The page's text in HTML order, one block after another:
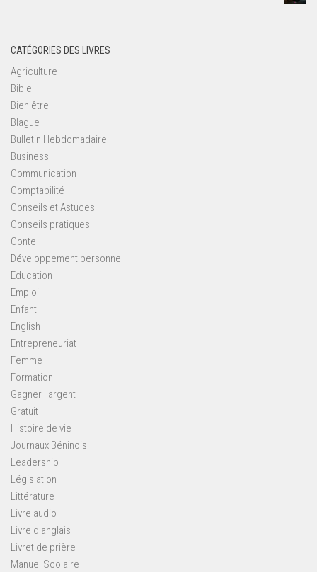
CATÉGORIES DES LIVRES
Agriculture
Bible
Bien être
Blague
Bulletin Hebdomadaire
Business
Communication
Comptabilité
Conseils et Astuces
Conseils pratiques
Conte
Développement personnel
Education
Emploi
Enfant
English
Entrepreneuriat
Femme
Formation
Gagner l'argent
Gratuit
Histoire de vie
Journaux Béninois
Leadership
Législation
Littérature
Livre audio
Livre d'anglais
Livret de prière
Manuel Scolaire